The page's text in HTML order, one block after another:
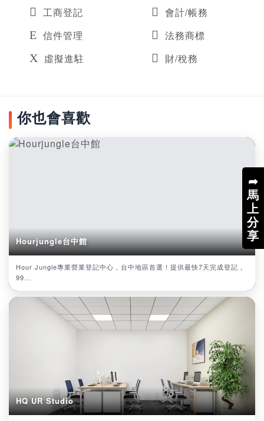
➦
馬
上
分
享
工商登記
會計/帳務
信件管理
法務商標
虛擬進駐
財/稅務
你也會喜歡
Hourjungle台中館
Hour Jungle專業營業登記中心，台中地區首選！提供最快7天完成登記，
99...
HQ UR Studio